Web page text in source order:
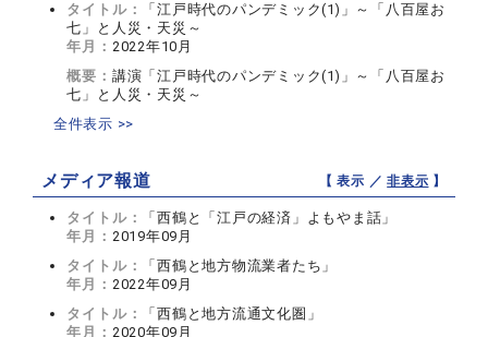
タイトル：
「江戸時代のパンデミック(1)」～「八百屋お
七」と人災・天災～
年月： 2022年10月
概要： 講演「江戸時代のパンデミック(1)」～「八百屋お
七」と人災・天災～
全件表示 >>
メディア報道 【 表示 ／非表示 】
タイトル：
「西鶴と「江戸の経済」よもやま話」
年月： 2019年09月
タイトル：
「西鶴と地方物流業者たち」
年月： 2022年09月
タイトル：
「西鶴と地方流通文化圏」
年月： 2020年09月